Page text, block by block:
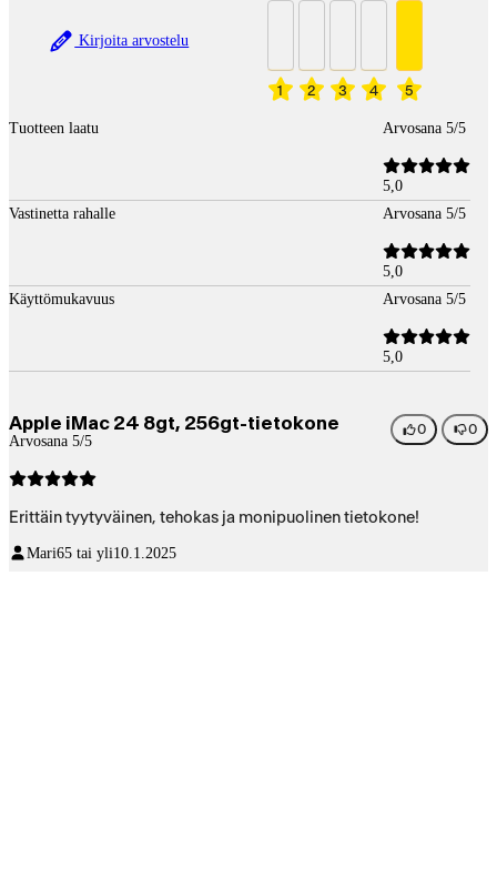
Kirjoita arvostelu
1 2 3 4 5
Tuotteen laatu Arvosana 5/5
5,0
Vastinetta rahalle
Arvosana 5/5
5,0
Käyttömukavuus
Arvosana 5/5
5,0
Apple iMac 24 8gt, 256gt-tietokone
Arvosana 5/5
0 0
Erittäin tyytyväinen, tehokas ja monipuolinen tietokone!
Mari65 tai yli10.1.2025